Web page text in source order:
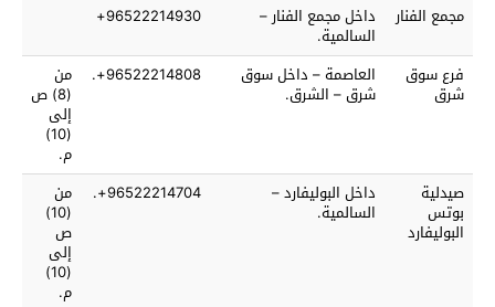
مجمع الفنار
داخل مجمع الفنار –
السالمية.
96522214930+
فرع سوق
شرق
العاصمة – داخل سوق
شرق – الشرق.
96522214808+. من
(8) ص
إلى
(10)
م.
صيدلية
بوتس
البوليفارد
داخل البوليفارد –
السالمية.
96522214704+. من
(10)
ص
إلى
(10)
م.